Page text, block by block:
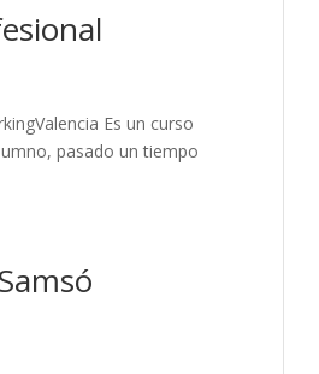
Es un curso
pasado un tiempo